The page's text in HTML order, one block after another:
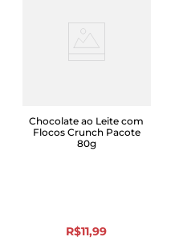
Chocolate ao Leite com
Flocos Crunch Pacote
80g
R$11,99